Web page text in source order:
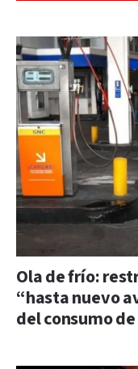
Ola de frío:
“hasta nuevo
del consumo